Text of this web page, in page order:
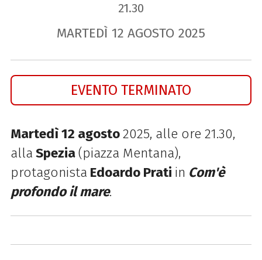
21.30
MARTEDÌ 12 AGOSTO 2025
EVENTO TERMINATO
Martedì 12 agosto2025, alle ore 21.30,
alla Spezia(piazza Mentana),
protagonista Edoardo Prati in Com'è
profondo il mare.